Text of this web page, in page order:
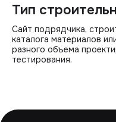
Тип
Сайт подрядчика,
каталога материалов
разного объема
тестирования.